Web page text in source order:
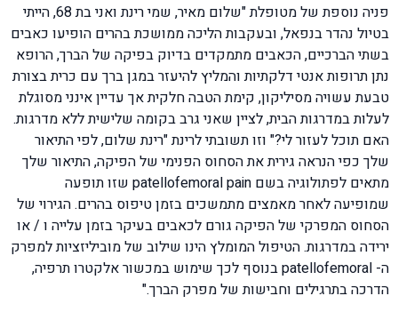
פניה נוספת של מטופלת "שלום מאיר, שמי רינת ואני בת 68, הייתי
בטיול נהדר בנפאל, ובעקבות הליכה ממושכת בהרים הופיעו כאבים
בשתי הברכיים, הכאבים מתמקדים בדיוק בפיקה של הברך, הרופא
נתן תרופות אנטי דלקתיות והמליץ להיעזר במגן ברך עם כרית בצורת
טבעת עשויה מסיליקון, קימת הטבה חלקית אך עדיין אינני מסוגלת
לעלות במדרגות הבית, לציין שאני גרב בקומה שלישית ללא מדרגות.
האם תוכל לעזור לי?" וזו תשובתי לרינת "רינת שלום, לפי התיאור
שלך כפי הנראה גירית את הסחוס הפנימי של הפיקה, התיאור שלך
מתאים לפתולוגיה בשם patellofemoral pain שזו תופעה
שמופיעה לאחר מאמצים מתמשכים בזמן טיפוס בהרים. הגירוי של
הסחוס המפרקי של הפיקה גורם לכאבים בעיקר בזמן עלייה ו / או
ירידה במדרגות. הטיפול המומלץ הינו שילוב של מוביליזציות למפרק
ה- patellofemoral בנוסף לכך שימוש במכשור אלקטרו תרפיה,
הדרכה בתרגילים וחבישות של מפרק הברך."